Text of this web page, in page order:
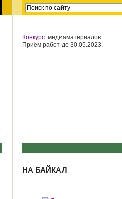
Конкурс медиаматериалов.
Приём работ до 30.05.2023.
НА БАЙКАЛ